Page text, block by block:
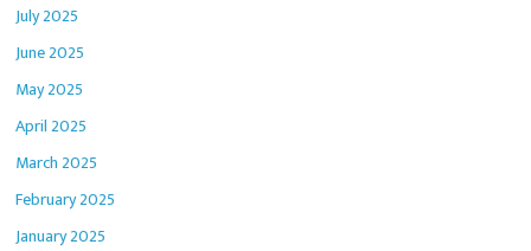
July 2025
June 2025
May 2025
April 2025
March 2025
February 2025
January 2025